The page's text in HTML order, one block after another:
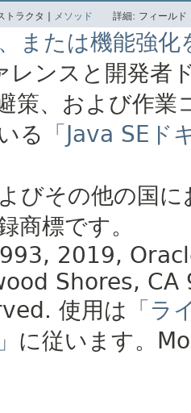
トラクタ | メソッド 詳細: フィール
または機能強化
レンスと開発者
策、および作
る
「Java SE
びその他の国
商標です。
2019,
Shores, CA
使用は 「ラ
に従います。